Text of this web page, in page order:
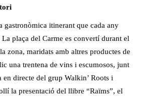
gastronòmica itinerant que cada any
plaça del Carme es convertí durant el
zona, maridats amb altres productes de
una trentena de vins i escumosos, junt
en directe del grup Walkin’ Roots i
la presentació del llibre “Raïms”, el